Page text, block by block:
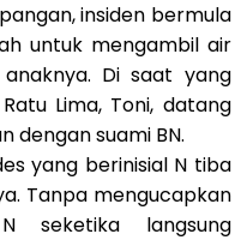
insiden bermula
untuk mengambil air
Di saat yang
Lima, Toni, datang
dengan suami BN.
yang berinisial N tiba
Tanpa mengucapkan
seketika langsung